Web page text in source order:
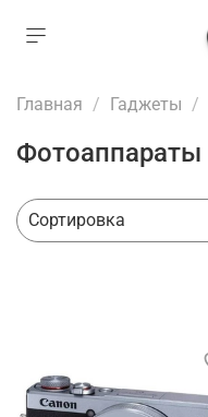
Главная Гаджеты
Фотоаппараты